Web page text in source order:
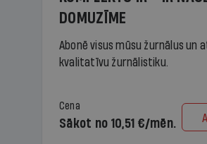
DOMUZĪME
Abonē visus mūsu žurnālus un
kvalitatīvu žurnālistiku.
Cena
Sākot no 10,51 €/mēn.